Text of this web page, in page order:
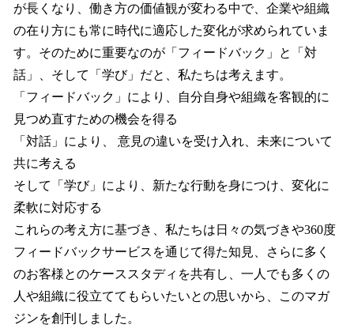
が長くなり、働き方の価値観が変わる中で、企業や組織
の在り方にも常に時代に適応した変化が求められていま
す。そのために重要なのが「フィードバック」と「対
話」、そして「学び」だと、私たちは考えます。
「フィードバック」により、自分自身や組織を客観的に
見つめ直すための機会を得る
「対話」により、 意見の違いを受け入れ、未来について
共に考える
そして「学び」により、新たな行動を身につけ、変化に
柔軟に対応する
これらの考え方に基づき、私たちは日々の気づきや360度
フィードバックサービスを通じて得た知見、さらに多く
のお客様とのケーススタディを共有し、一人でも多くの
人や組織に役立ててもらいたいとの思いから、このマガ
ジンを創刊しました。